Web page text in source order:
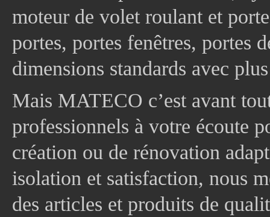
moteur de volet roulant et
portes, portes fenêtres, portes
dimensions standards avec
Mais MATECO c’est avant
professionnels à votre écoute
création ou de rénovation
isolation et satisfaction, nous
des articles et produits de